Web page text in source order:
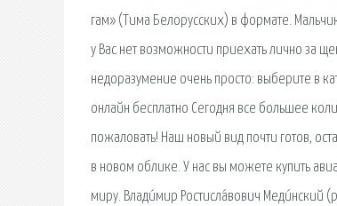
гам» (Тима Белорусских) в формате.
у Вас нет возможности приехать лично за
недоразумение очень просто: выберите в
онлайн бесплатно Сегодня все большее
пожаловать! Наш новый вид почти готов,
в новом облике. У нас вы можете купить
миру. Влади́мир Ростисла́вович Меди́нский